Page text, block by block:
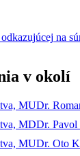
v okolí
MUDr.
MDDr.
MUDr. Oto